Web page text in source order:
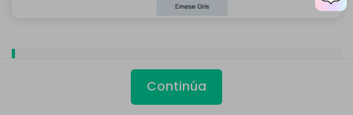
5. Conclusión
Continúa